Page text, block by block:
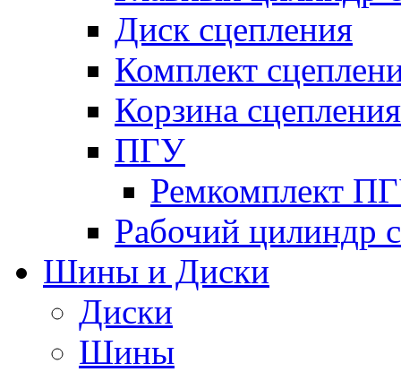
Диск сцепления
Комплект
Корзина сцепления
ПГУ
Ремкомплект
Рабочий цилиндр
Шины и Диски
Диски
Шины